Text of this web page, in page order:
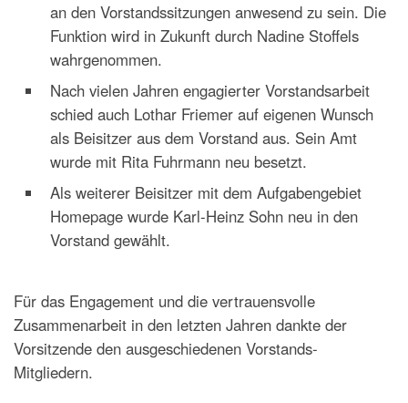
an den Vorstandssitzungen anwesend zu sein. Die
Funktion wird in Zukunft durch Nadine Stoffels
wahrgenommen.
Nach vielen Jahren engagierter Vorstandsarbeit
schied auch Lothar Friemer auf eigenen Wunsch
als Beisitzer aus dem Vorstand aus. Sein Amt
wurde mit Rita Fuhrmann neu besetzt.
Als weiterer Beisitzer mit dem Aufgabengebiet
Homepage wurde Karl-Heinz Sohn neu in den
Vorstand gewählt.
Für das Engagement und die vertrauensvolle
Zusammenarbeit in den letzten Jahren dankte der
Vorsitzende den ausgeschiedenen Vorstands-
Mitgliedern.